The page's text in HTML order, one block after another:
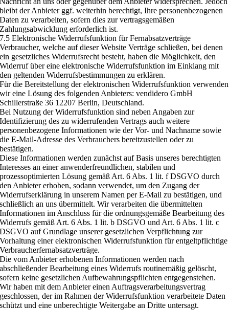
bleibt der Anbieter ggf. weiterhin berechtigt, Ihre personenbezogenen
Daten zu verarbeiten, sofern dies zur vertragsgemäßen
Zahlungsabwicklung erforderlich ist.
7.5 Elektronische Widerrufsfunktion für Fernabsatzverträge
Verbraucher, welche auf dieser Website Verträge schließen, bei denen
ein gesetzliches Widerrufsrecht besteht, haben die Möglichkeit, den
Widerruf über eine elektronische Widerrufsfunktion im Einklang mit
den geltenden Widerrufsbestimmungen zu erklären.
Für die Bereitstellung der elektronischen Widerrufsfunktion verwenden
wir eine Lösung des folgenden Anbieters: vendidero GmbH
Schillerstraße 36 12207 Berlin, Deutschland.
Bei Nutzung der Widerrufsfunktion sind neben Angaben zur
Identifizierung des zu widerrufenden Vertrags auch weitere
personenbezogene Informationen wie der Vor- und Nachname sowie
die E-Mail-Adresse des Verbrauchers bereitzustellen oder zu
bestätigen.
Diese Informationen werden zunächst auf Basis unseres berechtigten
Interesses an einer anwenderfreundlichen, stabilen und
prozessoptimierten Lösung gemäß Art. 6 Abs. 1 lit. f DSGVO durch
den Anbieter erhoben, sodann verwendet, um den Zugang der
Widerrufserklärung in unserem Namen per E-Mail zu bestätigen, und
schließlich an uns übermittelt. Wir verarbeiten die übermittelten
Informationen im Anschluss für die ordnungsgemäße Bearbeitung des
Widerrufs gemäß Art. 6 Abs. 1 lit. b DSGVO und Art. 6 Abs. 1 lit. c
DSGVO auf Grundlage unserer gesetzlichen Verpflichtung zur
Vorhaltung einer elektronischen Widerrufsfunktion für entgeltpflichtige
Verbraucherfernabsatzverträge.
Die vom Anbieter erhobenen Informationen werden nach
abschließender Bearbeitung eines Widerrufs routinemäßig gelöscht,
sofern keine gesetzlichen Aufbewahrungspflichten entgegenstehen.
Wir haben mit dem Anbieter einen Auftragsverarbeitungsvertrag
geschlossen, der im Rahmen der Widerrufsfunktion verarbeitete Daten
schützt und eine unberechtigte Weitergabe an Dritte untersagt.